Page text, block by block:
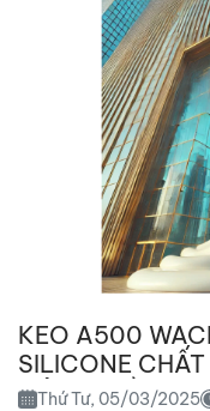
KEO A500
SILICONE
CÔNG TRÌNH
Thứ Tư, 05/03/2025